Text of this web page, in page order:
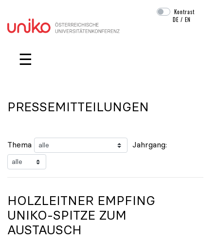
Navigation überspringen
Kontrast
DE /EN
☰
PRESSEMITTEILUNGEN
Thema Jahrgang:
HOLZLEITNER EMPFING
UNIKO-SPITZE ZUM
AUSTAUSCH